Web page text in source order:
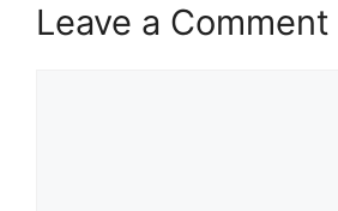
Leave a Comment